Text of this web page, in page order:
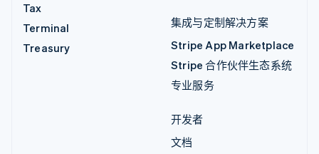
Tax
Terminal
Treasury
集成与定制解决方案
Stripe App Marketplace
Stripe 合作伙伴生态系统
专业服务
开发者
文档